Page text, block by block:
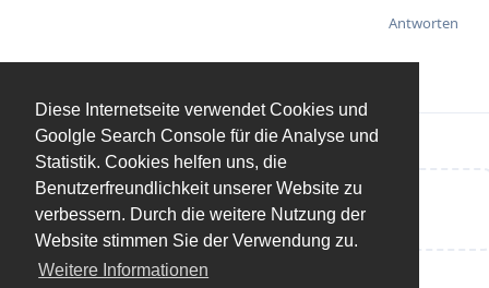
Diese Internetseite verwendet Cookies und
Goolgle Search Console für die Analyse und
Statistik. Cookies helfen uns, die
Benutzerfreundlichkeit unserer Website zu
verbessern. Durch die weitere Nutzung der
Website stimmen Sie der Verwendung zu.
Weitere Informationen
Antworten
Eine Antwort schreiben…